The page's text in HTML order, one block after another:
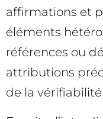
affirmations et
éléments
références ou
attributions
de la vérifiabilité